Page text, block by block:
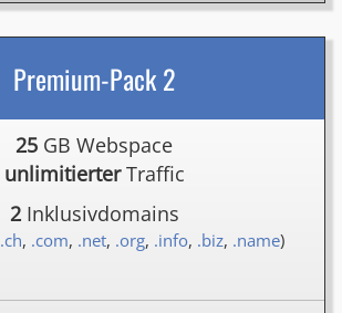
Premium-Pack 2
25 GB Webspace
unlimitierterTraffic
2Inklusivdomains
.ch, .com, .net, .org, .info, .biz, .name)